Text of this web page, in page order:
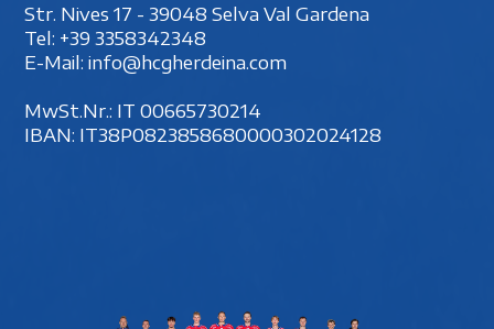
Str. Nives 17 - 39048 Selva Val Gardena
Tel: +39 3358342348
E-Mail: info@hcgherdeina.com
MwSt.Nr.: IT 00‍665730214
IBAN: IT38P0823858680000302024128